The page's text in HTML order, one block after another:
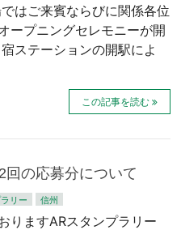
はご来賓ならびに関係各位
ープニングセレモニーが開
ステーションの開駅によ
この記事を読む
の応募分について
リー 信州
りますARスタンプラリー